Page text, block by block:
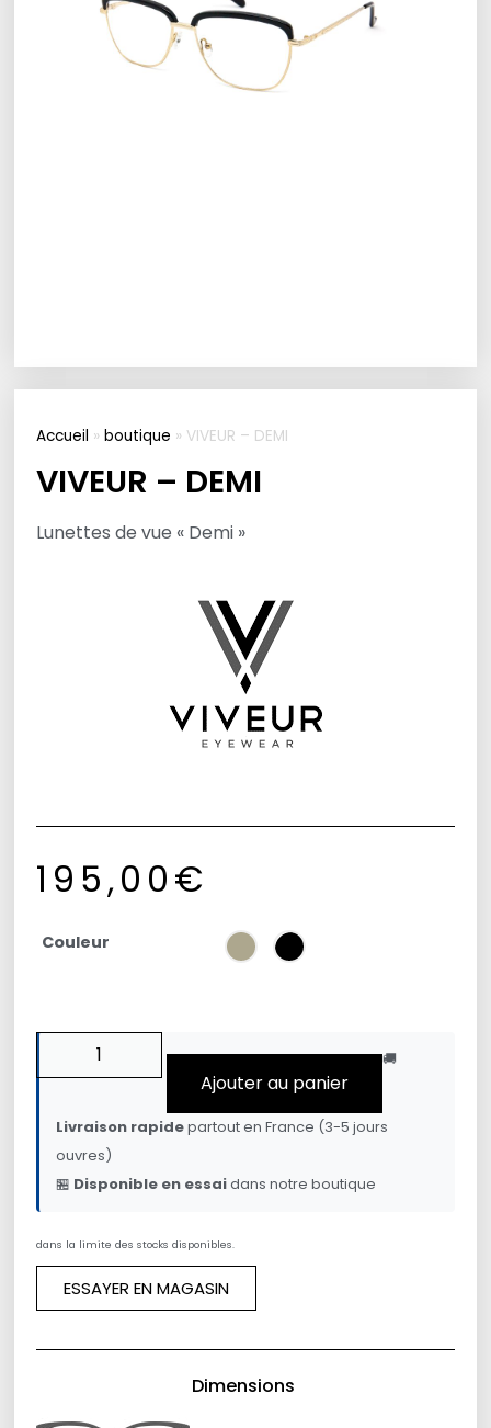
Accueil »boutique » VIVEUR – DEMI
VIVEUR – DEMI
Lunettes de vue « Demi »
195,00€
Couleur
Ajouter au panier
🚚
Livraison rapidepartout en France (3-5 jours
ouvres)
🏪 Disponible en essaidans notre boutique
dans la limite des stocks disponibles.
ESSAYER EN MAGASIN
Dimensions